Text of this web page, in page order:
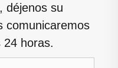
déjenos su
comunicaremos
24 horas.